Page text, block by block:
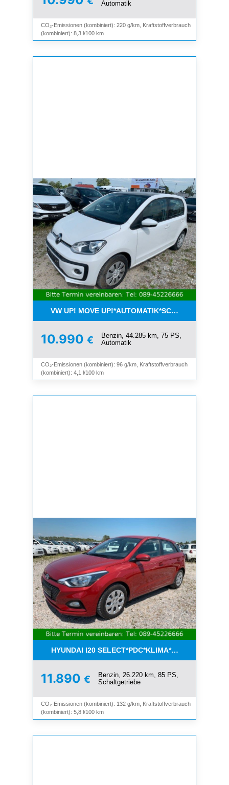
Automatik
CO₂-Emissionen (kombiniert): 220 g/km, Kraftstoffverbrauch
(kombiniert): 8,3 l/100 km
VW UP! MOVE
10.990 €
Benzin, 44.285 km, 75 PS,
Automatik
CO₂-Emissionen (kombiniert): 96 g/km, Kraftstoffverbrauch
(kombiniert): 4,1 l/100 km
HYUNDAI I20 SELECT*PDC*KLIMA*ESP*8-
11.890 €
Benzin, 26.220 km, 85 PS,
Schaltgetriebe
CO₂-Emissionen (kombiniert): 132 g/km, Kraftstoffverbrauch
(kombiniert): 5,8 l/100 km